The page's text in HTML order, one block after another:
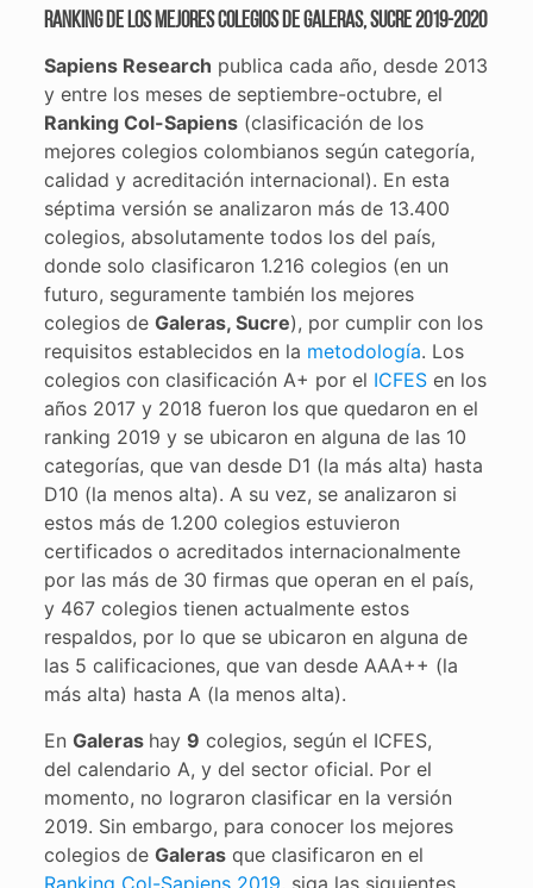
Ranking de los mejores colegios de Galeras, Sucre 2019-2020
Sapiens Research publica cada año, desde 2013
y entre los meses de septiembre-octubre, el
Ranking Col-Sapiens(clasificación de los
mejores colegios colombianos según categoría,
calidad y acreditación internacional). En esta
séptima versión se analizaron más de 13.400
colegios, absolutamente todos los del país,
donde solo clasificaron 1.216 colegios (en un
futuro, seguramente también los mejores
colegios de Galeras, Sucre), por cumplir con los
requisitos establecidos en la metodología. Los
colegios con clasificación A+ por el ICFESen los
años 2017 y 2018 fueron los que quedaron en el
ranking 2019 y se ubicaron en alguna de las 10
categorías, que van desde D1 (la más alta) hasta
D10 (la menos alta). A su vez, se analizaron si
estos más de 1.200 colegios estuvieron
certificados o acreditados internacionalmente
por las más de 30 firmas que operan en el país,
y 467 colegios tienen actualmente estos
respaldos, por lo que se ubicaron en alguna de
las 5 calificaciones, que van desde AAA++ (la
más alta) hasta A (la menos alta).
En Galeras hay 9 colegios, según el ICFES,
del calendario A, y del sector oficial. Por el
momento, no lograron clasificar en la versión
2019. Sin embargo, para conocer los mejores
colegios de Galerasque clasificaron en el
Ranking Col-Sapiens 2019, siga las siguientes